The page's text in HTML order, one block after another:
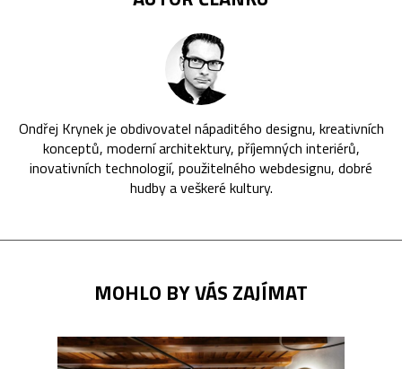
Ondřej Krynek je obdivovatel nápaditého designu, kreativních
konceptů, moderní architektury, příjemných interiérů,
inovativních technologií, použitelného webdesignu, dobré
hudby a veškeré kultury.
MOHLO BY VÁS ZAJÍMAT